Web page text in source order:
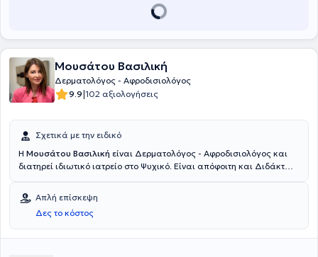
Μουσάτου Βασιλική
Δερματολόγος - Αφροδισιολόγος
9.9|102 αξιολογήσεις
Σχετικά με την ειδικό
Η Μουσάτου Βασιλική είναι Δερματολόγος - Αφροδισιολόγος και
διατηρεί ιδιωτικό ιατρείο στο Ψυχικό. Είναι απόφοιτη και Διδάκτωρ,
Σχολής του Εθνικού και Καποδιστριακού Πανεπιστημίου Αθηνών.
Μετά το πέρας των σπουδών της, πραγματοποίησε την ειδικότητά
της πρώτα στην Παθολογία και στη συνέχεια στη Δερματολογία.
Συγκεκριμένα, την ειδικότητά της στη Δερματολογία την
Απλή επίσκεψη
Δες το κόστος